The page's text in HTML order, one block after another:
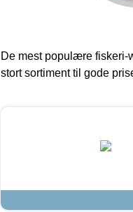
De mest populære
stort sortiment til gode